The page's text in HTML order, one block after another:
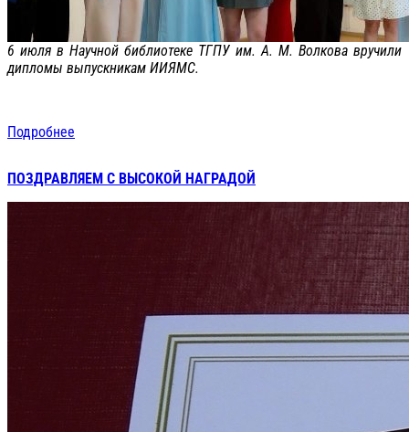
6 июля в Научной библиотеке ТГПУ им. А. М. Волкова вручили
дипломы выпускникам ИИЯМС.
Подробнее
ПОЗДРАВЛЯЕМ С ВЫСОКОЙ НАГРАДОЙ